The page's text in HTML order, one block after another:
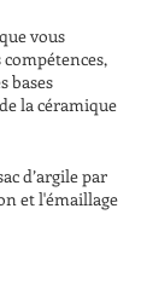
vous
bases
la céramique
d’argile par
et l'émaillage